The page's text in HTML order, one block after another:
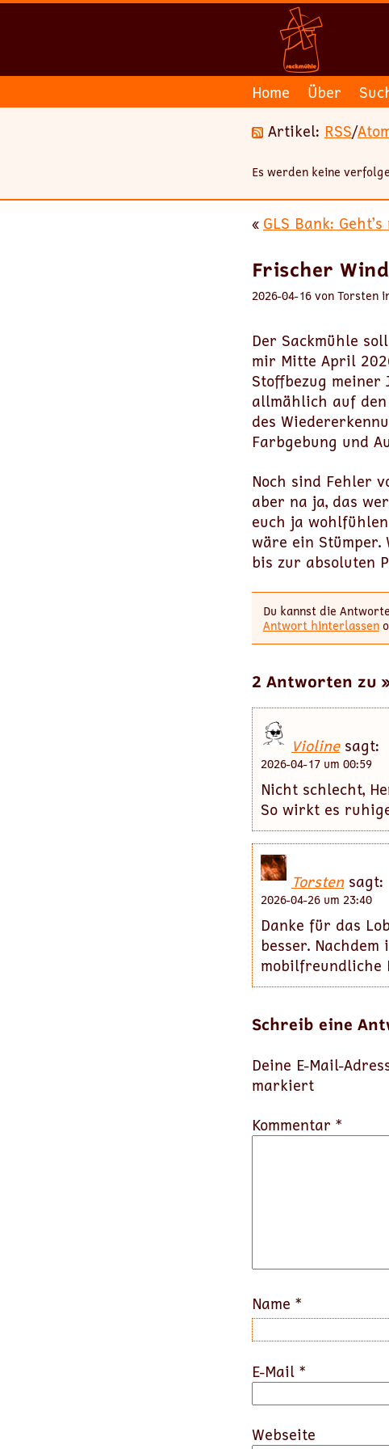
Home
Über
Artikel: RSS/
Es werden keine
« GLS Bank: Geht’s
Frischer Wind
2026-04-16 von Torsten
Der Sackmühle
mir Mitte April
Stoffbezug
allmählich auf den
des
Farbgebung und
Noch sind Fehler
aber na ja, das
euch ja
wäre ein
bis zur absoluten
Du kannst die
Antwort hinterlassen
2 Antworten zu
Violinesagt:
2026-04-17 um 00:59
Nicht schlecht,
So wirkt es
Torstensagt:
2026-04-26 um 23:40
Danke für das
besser.
mobilfreundliche
Schreib eine
Deine E-Mail-
markiert
Kommentar *
Name *
E-Mail *
Webseite